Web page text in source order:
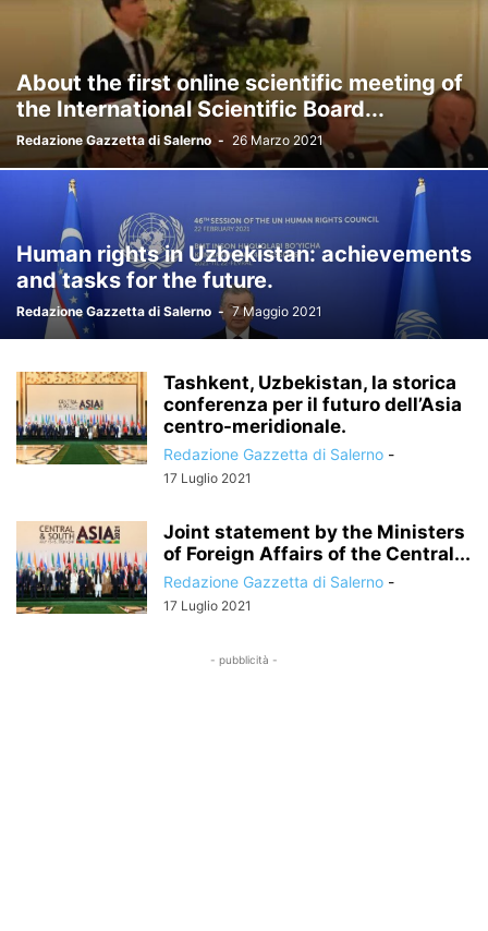
About the first online scientific meeting of
the International Scientific Board...
Redazione Gazzetta di Salerno - 26 Marzo 2021
Human rights in Uzbekistan: achievements
and tasks for the future.
Redazione Gazzetta di Salerno - 7 Maggio 2021
Tashkent, Uzbekistan, la storica
conferenza per il futuro dell’Asia
centro-meridionale.
Redazione Gazzetta di Salerno -
17 Luglio 2021
Joint statement by the Ministers
of Foreign Affairs of the Central...
Redazione Gazzetta di Salerno -
17 Luglio 2021
- pubblicità -